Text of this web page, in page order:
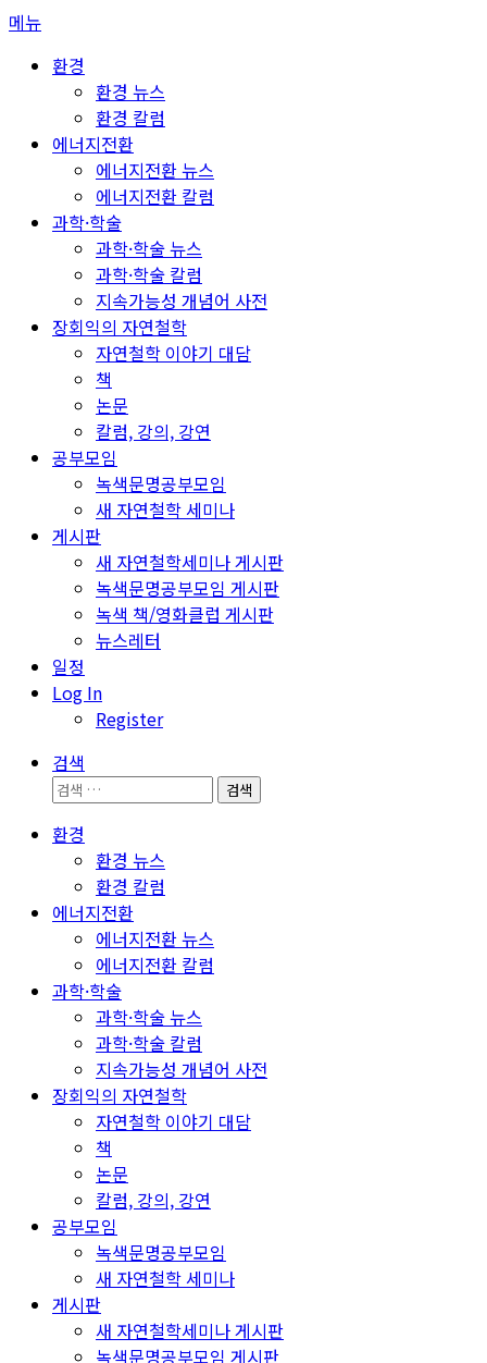
콘
메뉴
환경
환경 뉴스
환경 칼럼
에너지전환
에너지전환 뉴스
에너지전환 칼럼
과학·학술
과학·학술 뉴스
과학·학술 칼럼
지속가능성 개념어 사전
장회익의 자연철학
자연철학 이야기 대담
책
논문
칼럼, 강의, 강연
공부모임
녹색문명공부모임
새 자연철학 세미나
게시판
새 자연철학세미나 게시판
녹색문명공부모임 게시판
녹색 책/영화클럽 게시판
뉴스레터
일정
Log In
Register
검색
검
환경
환경 뉴스
환경 칼럼
에너지전환
에너지전환 뉴스
에너지전환 칼럼
과학·학술
과학·학술 뉴스
과학·학술 칼럼
지속가능성 개념어 사전
장회익의 자연철학
자연철학 이야기 대담
책
논문
칼럼, 강의, 강연
공부모임
녹색문명공부모임
새 자연철학 세미나
게시판
새 자연철학세미나 게시판
녹색문명공부모임 게시판